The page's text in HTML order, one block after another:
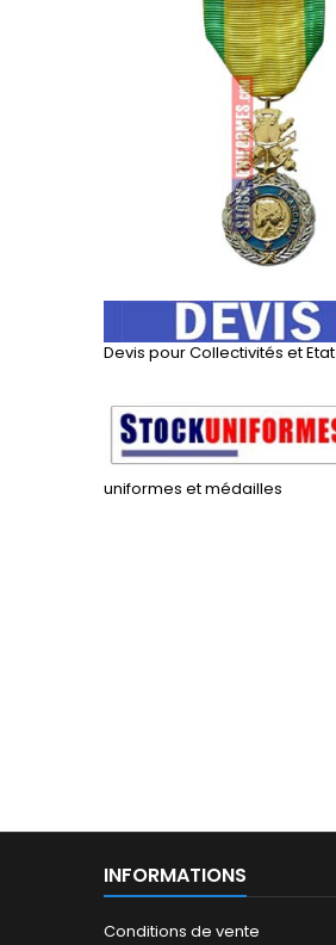
Devis pour Collectivités et Etat
uniformes et médailles
INFORMATIONS
Conditions de vente